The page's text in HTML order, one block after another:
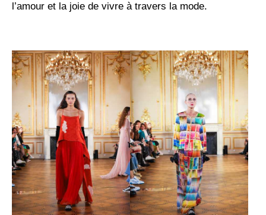
l’amour et la joie de vivre à travers la mode.